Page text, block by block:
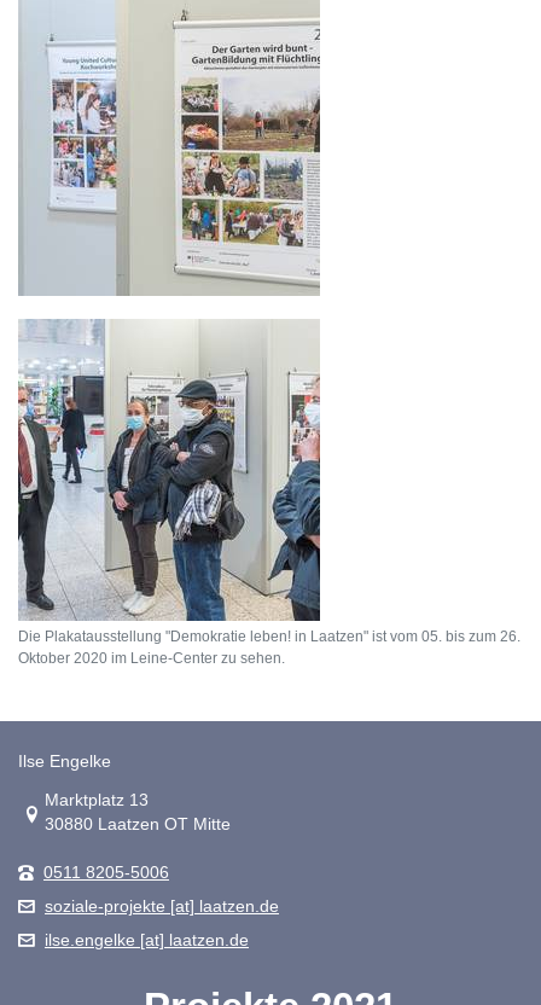
Die Plakatausstellung "Demokratie leben! in Laatzen" ist vom 05. bis zum 26.
Oktober 2020 im Leine-Center zu sehen.
Ilse Engelke
Link zur Google-Maps Navigation
Marktplatz 13
30880 Laatzen OT Mitte
0511 8205-5006
soziale-projekte [at] laatzen.de
ilse.engelke [at] laatzen.de